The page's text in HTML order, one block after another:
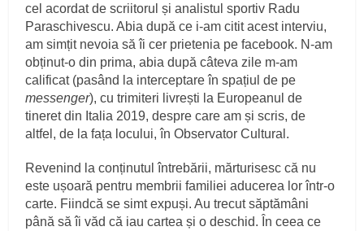
cel acordat de scriitorul și analistul sportiv Radu
Paraschivescu. Abia după ce i-am citit acest interviu,
am simțit nevoia să îi cer prietenia pe facebook. N-am
obținut-o din prima, abia după câteva zile m-am
calificat (pasând la interceptare în spațiul de pe
messenger), cu trimiteri livrești la Europeanul de
tineret din Italia 2019, despre care am și scris, de
altfel, de la fața locului, în Observator Cultural.
Revenind la conținutul întrebării, mărturisesc că nu
este ușoară pentru membrii familiei aducerea lor într-o
carte. Fiindcă se simt expuși. Au trecut săptămâni
până să îi văd că iau cartea și o deschid. În ceea ce